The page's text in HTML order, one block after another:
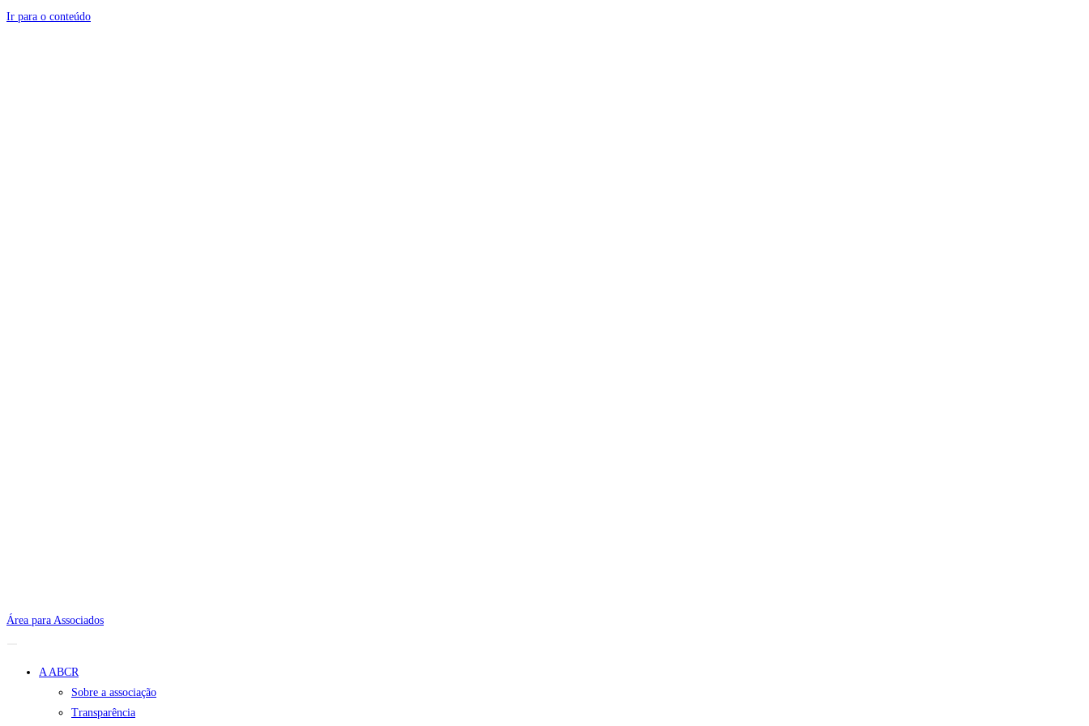
Ir para o conteúdo
Área para Associados
A ABCR
Sobre a associação
Transparência